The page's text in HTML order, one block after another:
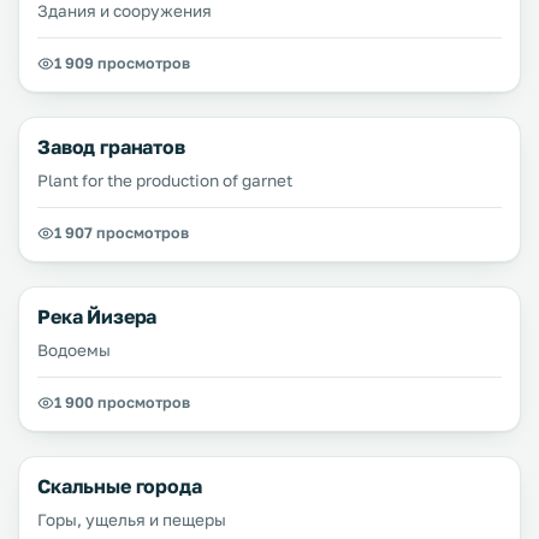
Здания и сооружения
1 909 просмотров
Завод гранатов
Plant for the production of garnet
1 907 просмотров
Река Йизера
Водоемы
1 900 просмотров
Скальные города
Горы, ущелья и пещеры